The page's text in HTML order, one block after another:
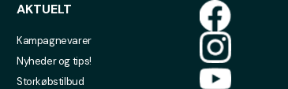
AKTUELT
Kampagnevarer
Nyheder og tips!
Storkøbstilbud